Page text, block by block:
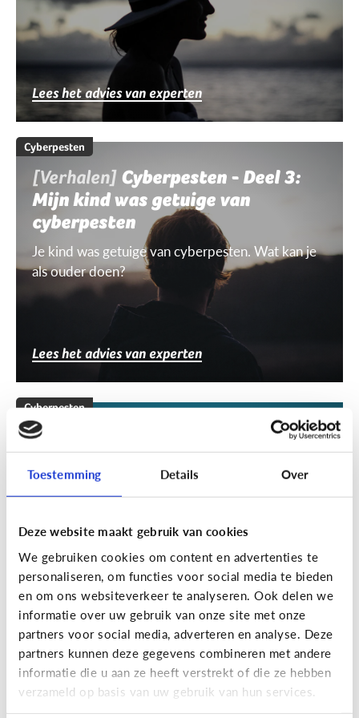
Toestemming Details Over
Deze website maakt gebruik van cookies
We gebruiken cookies om content en advertenties te
personaliseren, om functies voor social media te bieden
en om ons websiteverkeer te analyseren. Ook delen we
informatie over uw gebruik van onze site met onze
partners voor social media, adverteren en analyse. Deze
partners kunnen deze gegevens combineren met andere
informatie die u aan ze heeft verstrekt of die ze hebben
verzameld op basis van uw gebruik van hun services.
Lees het advies van experten
Cyberpesten
[Verhalen] Cyberpesten - Deel 3:
Mijn kind was getuige van
cyberpesten
Je kind was getuige van cyberpesten. Wat kan je
als ouder doen?
Lees het advies van experten
Cyberpesten
[Klik & Print]
cyberpesten
Cyberpesten
Welke tieners lopen een groter